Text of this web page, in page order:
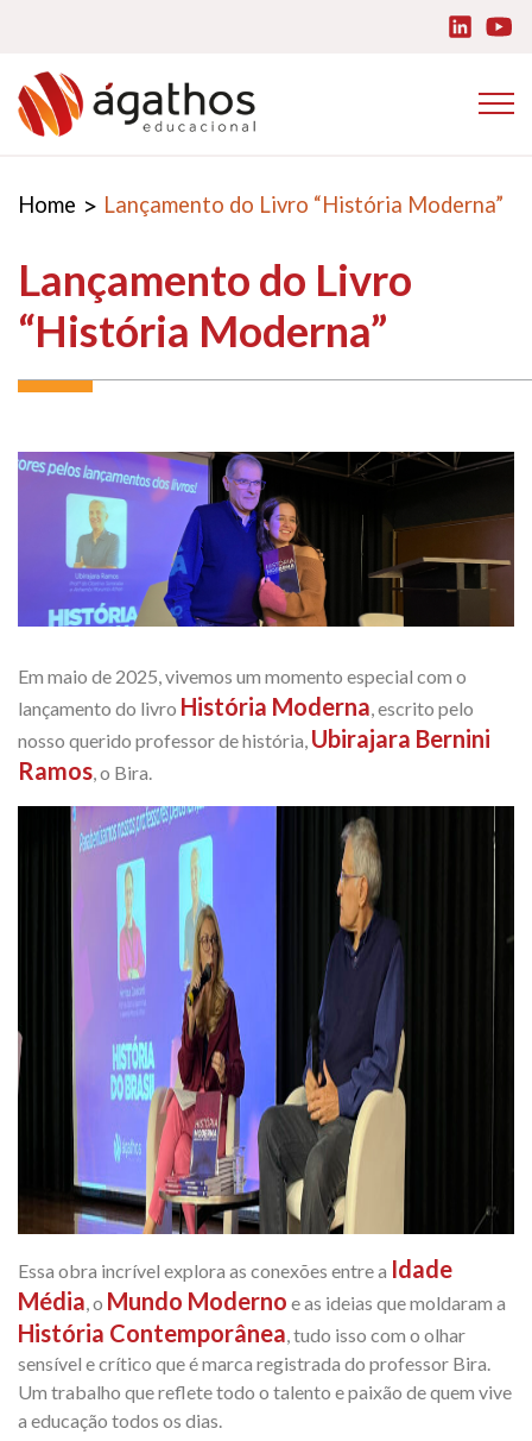
Home > Lançamento do Livro “História Moderna”
Lançamento do Livro
“História Moderna”
Em maio de 2025, vivemos um momento especial com o
lançamento do livro História Moderna , escrito pelo
nosso querido professor de história, Ubirajara Bernini
Ramos , o Bira.
Essa obra incrível explora as conexões entre a Idade
Média , o Mundo Moderno e as ideias que moldaram a
História Contemporânea , tudo isso com o olhar
sensível e crítico que é marca registrada do professor Bira.
Um trabalho que reflete todo o talento e paixão de quem vive
a educação todos os dias.